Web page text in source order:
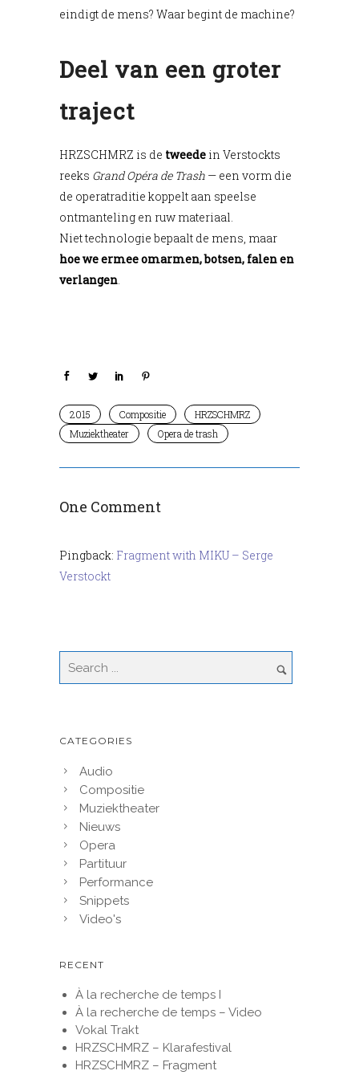
eindigt de mens? Waar begint de machine?
Deel van een groter
traject
HRZSCHMRZ is de tweede in Verstockts
reeks Grand Opéra de Trash — een vorm die
de operatraditie koppelt aan speelse
ontmanteling en ruw materiaal.
Niet technologie bepaalt de mens, maar
hoe we ermee omarmen, botsen, falen en
verlangen.
2015 Compositie
HRZSCHMRZ
Muziektheater
Opera de trash
One Comment
Pingback: Fragment with MIKU – Serge
Verstockt
CATEGORIES
Audio
Compositie
Muziektheater
Nieuws
Opera
Partituur
Performance
Snippets
Video's
RECENT
À la recherche de temps I
À la recherche de temps – Video
Vokal Trakt
HRZSCHMRZ – Klarafestival
HRZSCHMRZ – Fragment